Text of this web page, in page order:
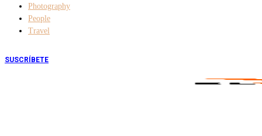
Photography
People
Travel
SUSCRÍBETE